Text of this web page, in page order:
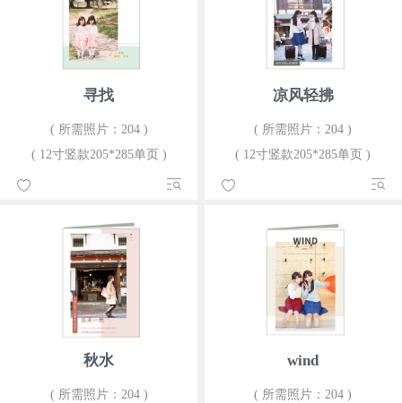
寻找
( 所需照片：204 )
( 12寸竖款205*285单页 )
凉风轻拂
( 所需照片：204 )
( 12寸竖款205*285单页 )
秋水
( 所需照片：204 )
wind
( 所需照片：204 )